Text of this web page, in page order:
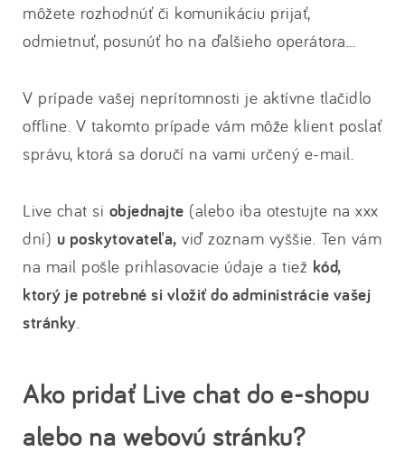
môžete rozhodnúť či komunikáciu prijať,
odmietnuť, posunúť ho na ďalšieho operátora...
V prípade vašej neprítomnosti je aktívne tlačidlo
offline. V takomto prípade vám môže klient poslať
správu, ktorá sa doručí na vami určený e-mail.
Live chat si objednajte (alebo iba otestujte na xxx
dní) u poskytovateľa, viď zoznam vyššie. Ten vám
na mail pošle prihlasovacie údaje a tiež kód,
ktorý je potrebné si vložiť do administrácie vašej
stránky.
Ako pridať Live chat do e-shopu
alebo na webovú stránku?